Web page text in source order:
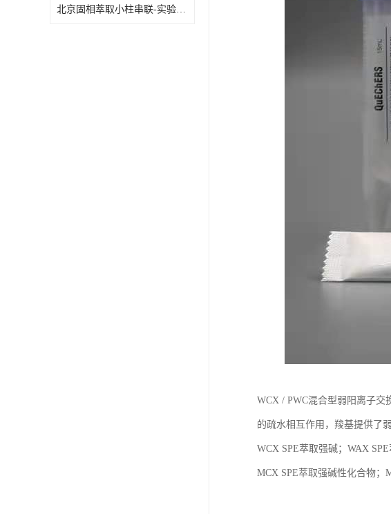
北京固相萃取小柱串联-实验室耗材
WCX / PWC混合型弱阳离子
的疏水相互作用，羧基提供了
WCX SPE萃取强碱；WAX SPE
MCX SPE萃取强碱性化合物；